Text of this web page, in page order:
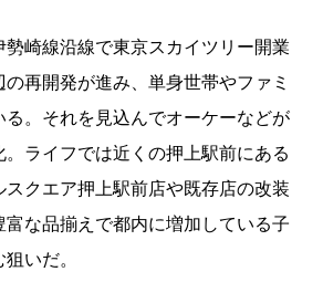
崎線沿線で東京スカイツリー開業
の再開発が進み、単身世帯やファミ
る。それを見込んでオーケーなどが
ライフでは近くの押上駅前にある
クエア押上駅前店や既存店の改装
富な品揃えで都内に増加している子
いだ。